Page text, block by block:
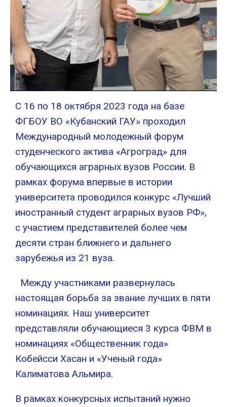
С 16 по 18 октября 2023 года на базе
ФГБОУ ВО «Кубанский ГАУ» проходил
Международный молодежный форум
студенческого актива «Агроград» для
обучающихся аграрных вузов России. В
рамках форума впервые в истории
университета проводился конкурс «Лучший
иностранный студент аграрных вузов РФ»,
с участием представителей более чем
десяти стран ближнего и дальнего
зарубежья из 21 вуза.
Между участниками развернулась
настоящая борьба за звание лучших в пяти
номинациях. Наш университет
представляли обучающиеся 3 курса ФВМ в
номинациях «Общественник года»
Кобейсси Хасан и «Ученый года»
Калиматова Альмира.
В рамках конкурсных испытаний нужно